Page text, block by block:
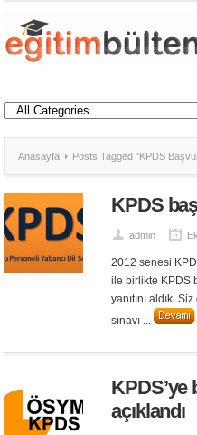
Anasayfa Posts Tagged "KPDS
KPDS
admin
2012 senesi
ile birlikte KPDS
yanıtını aldık.
sınavı ...
açıklandı